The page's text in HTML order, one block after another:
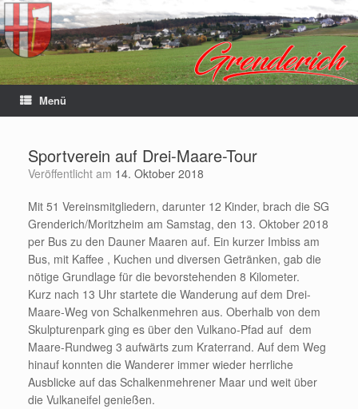
Menü
Sportverein auf Drei-Maare-Tour
Veröffentlicht am 14. Oktober 2018
Mit 51 Vereinsmitgliedern, darunter 12 Kinder, brach die SG
Grenderich/Moritzheim am Samstag, den 13. Oktober 2018
per Bus zu den Dauner Maaren auf. Ein kurzer Imbiss am
Bus, mit Kaffee , Kuchen und diversen Getränken, gab die
nötige Grundlage für die bevorstehenden 8 Kilometer.
Kurz nach 13 Uhr startete die Wanderung auf dem Drei-
Maare-Weg von Schalkenmehren aus. Oberhalb von dem
Skulpturenpark ging es über den Vulkano-Pfad auf dem
Maare-Rundweg 3 aufwärts zum Kraterrand. Auf dem Weg
hinauf konnten die Wanderer immer wieder herrliche
Ausblicke auf das Schalkenmehrener Maar und weit über
die Vulkanei­fel genießen.